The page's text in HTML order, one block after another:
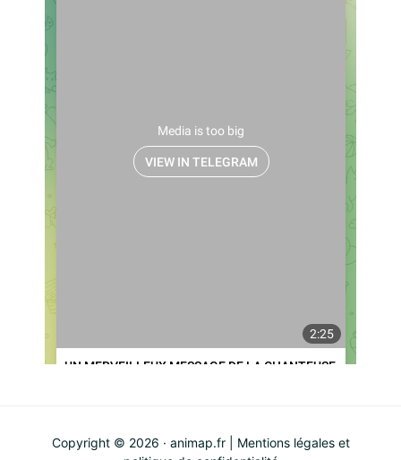
Copyright © 2026 · animap.fr | Mentions légales et